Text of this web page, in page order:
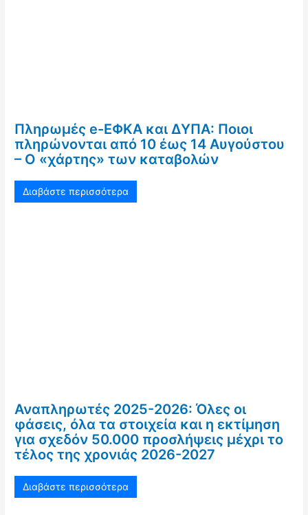
Πληρωμές e-ΕΦΚΑ και ΔΥΠΑ: Ποιοι
πληρώνονται από 10 έως 14 Αυγούστου
– Ο «χάρτης» των καταβολών
Διαβάστε περισσότερα
Αναπληρωτές 2025-2026: Όλες οι
φάσεις, όλα τα στοιχεία και η εκτίμηση
για σχεδόν 50.000 προσλήψεις μέχρι το
τέλος της χρονιάς 2026-2027
Διαβάστε περισσότερα